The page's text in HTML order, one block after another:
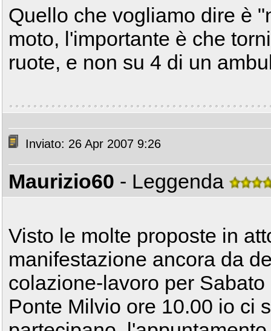
Quello che vogliamo dire è
moto, l'importante è che
ruote, e non su 4 di un
Inviato: 26 Apr 2007 9:26
Maurizio60 - Leggenda
Visto le molte proposte in
manifestazione ancora da
colazione-lavoro per
Ponte Milvio ore 10.00 io ci